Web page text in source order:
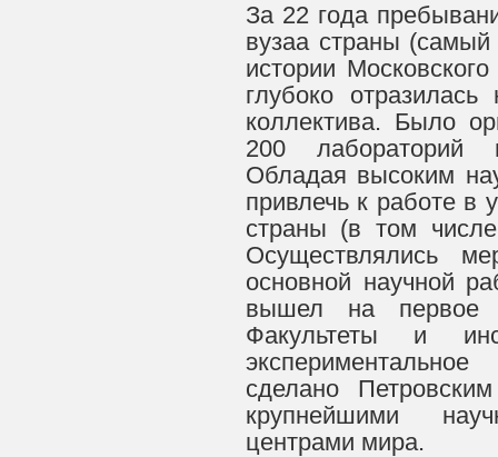
За 22 года
вузаа страны
истории
глубоко
коллектива. Было
200 лабораторий
Обладая высоким
привлечь к работе в
страны (в том
Осуществлялись
основной научной
вышел на первое
Факультеты и
сделано
крупнейшими
центрами мира.